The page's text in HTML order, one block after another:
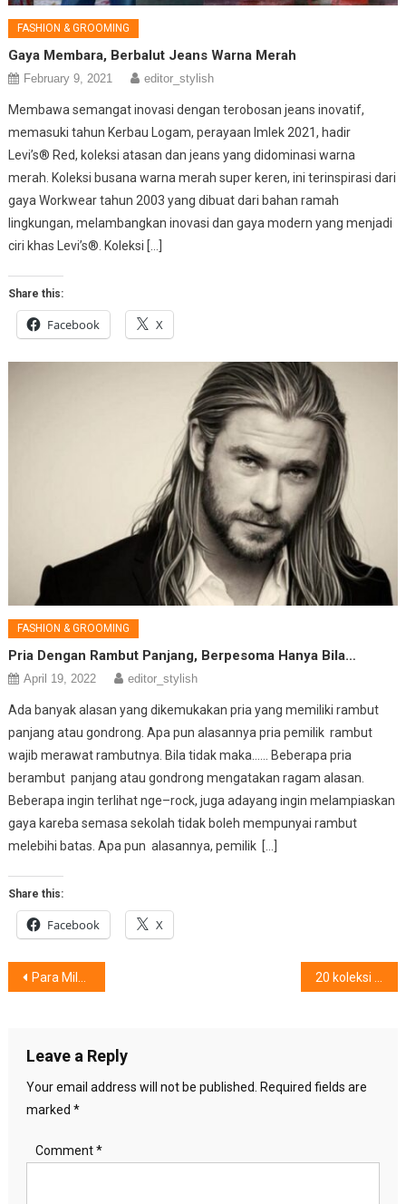
FASHION & GROOMING
Gaya Membara, Berbalut Jeans Warna Merah
February 9, 2021 editor_stylish
Membawa semangat inovasi dengan terobosan jeans inovatif,
memasuki tahun Kerbau Logam, perayaan Imlek 2021, hadir
Levi’s® Red, koleksi atasan dan jeans yang didominasi warna
merah. Koleksi busana warna merah super keren, ini terinspirasi dari
gaya Workwear tahun 2003 yang dibuat dari bahan ramah
lingkungan, melambangkan inovasi dan gaya modern yang menjadi
ciri khas Levi’s®. Koleksi […]
Share this:
Facebook X
FASHION & GROOMING
Pria Dengan Rambut Panjang, Berpesoma Hanya Bila…
April 19, 2022 editor_stylish
Ada banyak alasan yang dikemukakan pria yang memiliki rambut
panjang atau gondrong. Apa pun alasannya pria pemilik rambut
wajib merawat rambutnya. Bila tidak maka…… Beberapa pria
berambut panjang atau gondrong mengatakan ragam alasan.
Beberapa ingin terlihat nge–rock, juga adayang ingin melampiaskan
gaya kareba semasa sekolah tidak boleh mempunyai rambut
melebihi batas. Apa pun alasannya, pemilik […]
Share this:
Facebook X
Post
Para Milenial : Peduli Penyandang Disabilitas
Leave a Reply
Your email address will not be published.
Required fields are
marked *
Comment*